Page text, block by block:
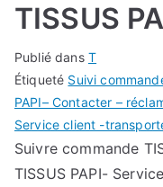
TISSUS
Publié dans T
Étiqueté Suivi
PAPI– Contacter –
Service client -
Suivre commande
TISSUS PAPI-